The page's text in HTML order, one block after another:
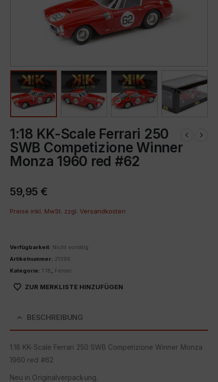
1:18 KK-Scale Ferrari 250
SWB Competizione Winner
Monza 1960 red #62
59,95 €
Preise inkl. MwSt. zzgl. Versandkosten
Verfügbarkeit: Nicht vorrätig
Artikelnummer: 21395
Kategorie: 1:18 Ferrari
ZUR MERKLISTE HINZUFÜGEN
BESCHREIBUNG
1:18 KK-Scale Ferrari 250 SWB Competizione Winner Monza
1960 red #62
Neu in Originalverpackung.